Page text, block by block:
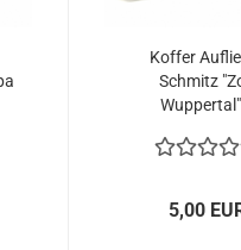
Koffer
Schmitz
5,00